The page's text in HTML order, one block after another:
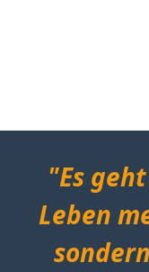
"Es
Leben